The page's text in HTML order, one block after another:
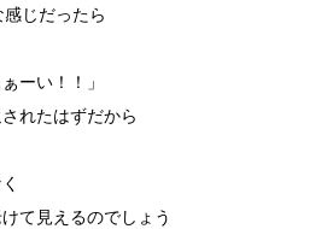
じだったら
ーい！！」
れたはずだから
て見えるのでしょう